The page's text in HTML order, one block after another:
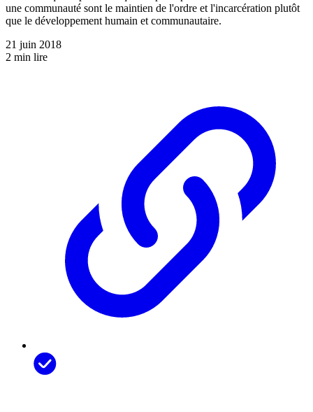
une communauté sont le maintien de l'ordre et l'incarcération plutôt
que le développement humain et communautaire.
21 juin 2018
2 min lire